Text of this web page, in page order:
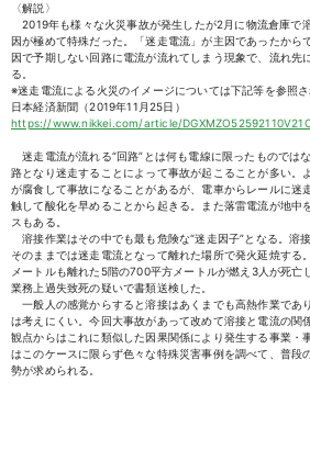
〈解説〉
2019年も様々な火災事故が発生したが2月に物流倉庫で
因が極めて特殊だった。「迷走電流」が主因であったから
因で予期しない回路に電流が流れてしまう現象で、流れ先
る。
※迷走電流による火災のイメージについては下記等を参照さ
日本経済新聞（2019年11月25日）
https://www.nikkei.com/article/
迷走電流が流れる“回路”とは何も電線に限ったものでは
路となり迷走することによって事故が起こることが多い。
が腐食して事故になることがあるが、電車からレールに迷
触して酸化を早めることから起きる。また落雷電流が地中
スもある。
溶接作業はその中でも最も危険な“迷走因子”となる。溶
そのままでは迷走電流となって離れた場所で発火延焼する
メートルも離れた5階の700平方メートルが燃え3人が死亡
業務上過失致死の疑いで書類送検した。
一般人の感覚からすると溶接はあくまでも高熱作業であ
は考えにくい。今回大事故があって改めて溶接と電流の関
観点からはこれに類似した因果関係により発生する事業・
はこのケースに限らず色々な特殊災害事例を調べて、普段
勢が求められる。